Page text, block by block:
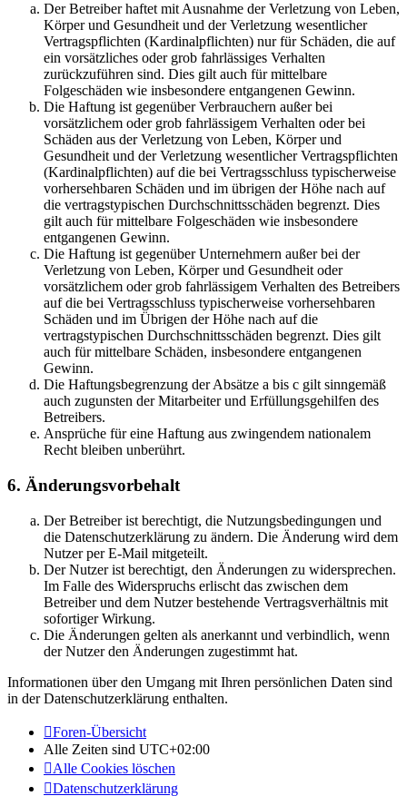
Der Betreiber haftet mit Ausnahme der Verletzung von Leben,
Körper und Gesundheit und der Verletzung wesentlicher
Vertragspflichten (Kardinalpflichten) nur für Schäden, die auf
ein vorsätzliches oder grob fahrlässiges Verhalten
zurückzuführen sind. Dies gilt auch für mittelbare
Folgeschäden wie insbesondere entgangenen Gewinn.
Die Haftung ist gegenüber Verbrauchern außer bei
vorsätzlichem oder grob fahrlässigem Verhalten oder bei
Schäden aus der Verletzung von Leben, Körper und
Gesundheit und der Verletzung wesentlicher Vertragspflichten
(Kardinalpflichten) auf die bei Vertragsschluss typischerweise
vorhersehbaren Schäden und im übrigen der Höhe nach auf
die vertragstypischen Durchschnittsschäden begrenzt. Dies
gilt auch für mittelbare Folgeschäden wie insbesondere
entgangenen Gewinn.
Die Haftung ist gegenüber Unternehmern außer bei der
Verletzung von Leben, Körper und Gesundheit oder
vorsätzlichem oder grob fahrlässigem Verhalten des Betreibers
auf die bei Vertragsschluss typischerweise vorhersehbaren
Schäden und im Übrigen der Höhe nach auf die
vertragstypischen Durchschnittsschäden begrenzt. Dies gilt
auch für mittelbare Schäden, insbesondere entgangenen
Gewinn.
Die Haftungsbegrenzung der Absätze a bis c gilt sinngemäß
auch zugunsten der Mitarbeiter und Erfüllungsgehilfen des
Betreibers.
Ansprüche für eine Haftung aus zwingendem nationalem
Recht bleiben unberührt.
6. Änderungsvorbehalt
Der Betreiber ist berechtigt, die Nutzungsbedingungen und
die Datenschutzerklärung zu ändern. Die Änderung wird dem
Nutzer per E-Mail mitgeteilt.
Der Nutzer ist berechtigt, den Änderungen zu widersprechen.
Im Falle des Widerspruchs erlischt das zwischen dem
Betreiber und dem Nutzer bestehende Vertragsverhältnis mit
sofortiger Wirkung.
Die Änderungen gelten als anerkannt und verbindlich, wenn
der Nutzer den Änderungen zugestimmt hat.
Informationen über den Umgang mit Ihren persönlichen Daten sind
in der Datenschutzerklärung enthalten.
Foren-Übersicht
Alle Zeiten sind UTC+02:00
Alle Cookies löschen
Datenschutzerklärung